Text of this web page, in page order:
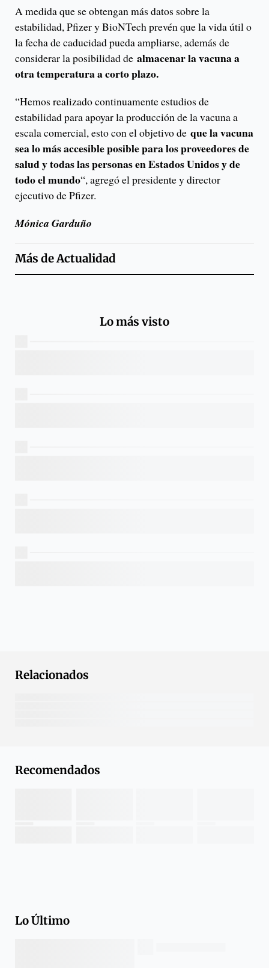
A medida que se obtengan más datos sobre la
estabilidad, Pfizer y BioNTech prevén que la vida útil o
la fecha de caducidad pueda ampliarse, además de
considerar la posibilidad de almacenar la vacuna a
otra temperatura a corto plazo.
“Hemos realizado continuamente estudios de
estabilidad para apoyar la producción de la vacuna a
escala comercial, esto con el objetivo de que la vacuna
sea lo más accesible posible para los proveedores de
salud y todas las personas en Estados Unidos y de
todo el mundo“, agregó el presidente y director
ejecutivo de Pfizer.
Mónica Garduño
Más deActualidad
Lo más visto
Relacionados
Recomendados
Lo Último